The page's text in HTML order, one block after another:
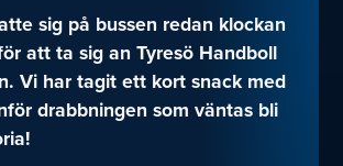
sig på bussen redan klockan
att ta sig an Tyresö Handboll
Vi har tagit ett kort snack med
drabbningen som väntas bli